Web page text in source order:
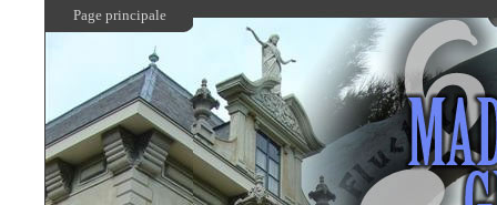
Page principale